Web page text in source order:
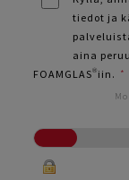
tiedot ja
aina
FOAMGLAS®iin. *